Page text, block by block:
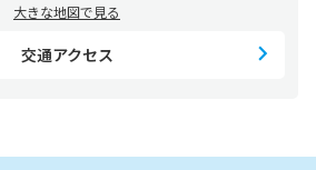
大きな地図で見る
交通アクセス